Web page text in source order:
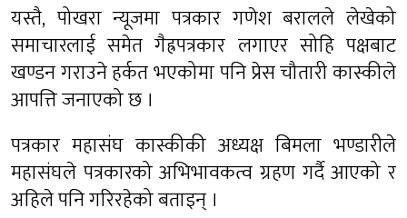
यस्तै, पोखरा न्यूजमा पत्रकार गणेश बरालले लेखेको
समाचारलाई समेत गैह्रपत्रकार लगाएर सोहि पक्षबाट
खण्डन गराउने हर्कत भएकोमा पनि प्रेस चौतारी कास्कीले
आपत्ति जनाएको छ ।
पत्रकार महासंघ कास्कीकी अध्यक्ष बिमला भण्डारीले
महासंघले पत्रकारको अभिभावकत्व ग्रहण गर्दै आएको र
अहिले पनि गरिरहेको बताइन् ।